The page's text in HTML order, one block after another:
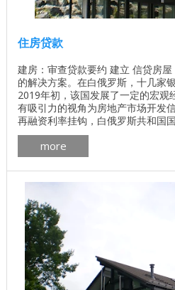
住房贷款
建房：审查贷款要约 建立 信贷房
的解决方案。在白俄罗斯，十几家
2019年初，该国发展了一定的宏观
有吸引力的视角为房地产市场开发
再融资利率挂钩，白俄罗斯共和国
率，使公众可以负担得起的贷款。
住房贷款 是一种不应该打折的融资
国经营的银行的贷款。 住房贷款：
more